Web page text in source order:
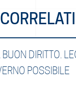
DIRITTO.
POSSIBILE